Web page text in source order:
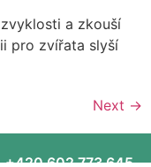
a zkouší
pro zvířata slyší
Next →
+420 602 773 645